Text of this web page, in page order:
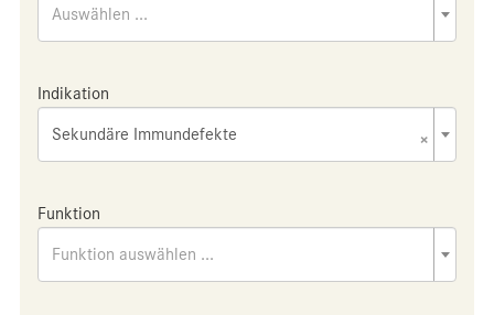
Auswählen ...
Indikation
×
Sekundäre Immundefekte
Funktion
Funktion auswählen ...